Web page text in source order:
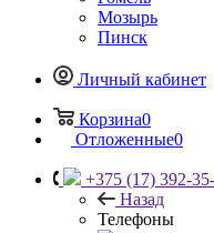
Мозырь
Пинск
Личный кабинет
Корзина0
Отложенные0
+375 (17) 392-
Назад
Телефоны